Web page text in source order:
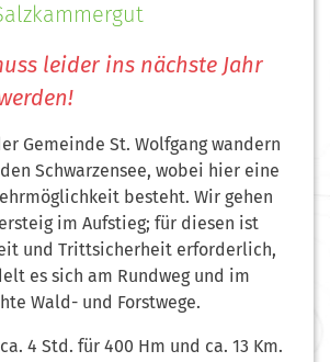
leider ins nächste Jahr
Gemeinde St. Wolfgang wandern
Schwarzensee, wobei hier eine
besteht. Wir gehen
im Aufstieg; für diesen ist
und Trittsicherheit erforderlich,
es sich am Rundweg und im
Wald- und Forstwege.
4 Std. für 400 Hm und ca. 13 Km.